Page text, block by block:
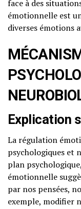
face à des
émotionnelle est
diverses émotions
Explication
La régulation
psychologiques et
plan
émotionnelle
par nos pensées,
exemple, modifier